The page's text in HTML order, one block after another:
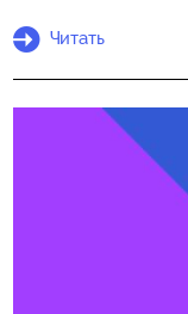
Читать